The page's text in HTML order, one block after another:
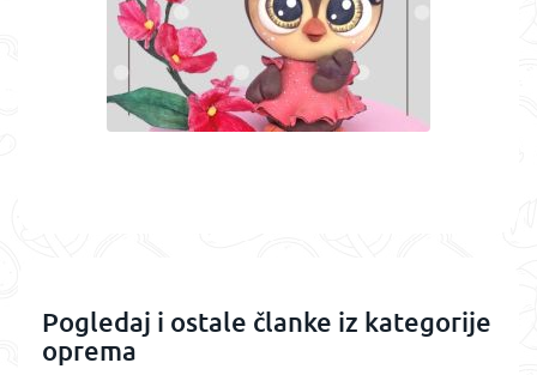
Pogledaj i ostale članke iz kategorije
oprema